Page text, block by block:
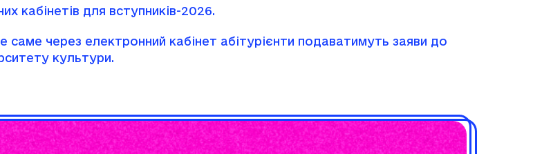
кабінетів для вступників-2026.
саме через електронний кабінет абітурієнти подаватимуть заяви до
культури.